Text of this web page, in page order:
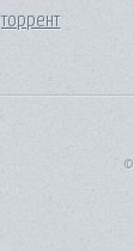
торрент